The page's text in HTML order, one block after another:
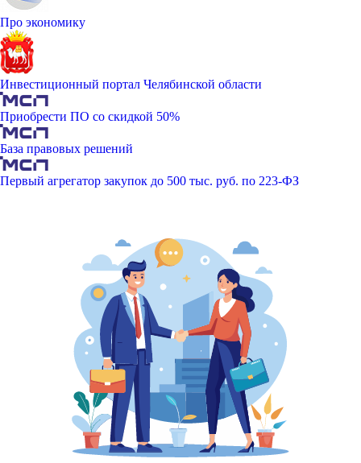
Про экономику
Инвестиционный портал Челябинской области
Приобрести ПО со скидкой 50%
База правовых решений
Первый агрегатор закупок до 500 тыс. руб. по 223-ФЗ